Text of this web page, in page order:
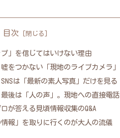
目次
」を信じてはいけない理由
をつかない「現地のライブカメラ」
は「最新の素人写真」だけを見る
後は「人の声」。現地への直接電話
が答える見頃情報収集のQ&A
報」を取りに行くのが大人の流儀